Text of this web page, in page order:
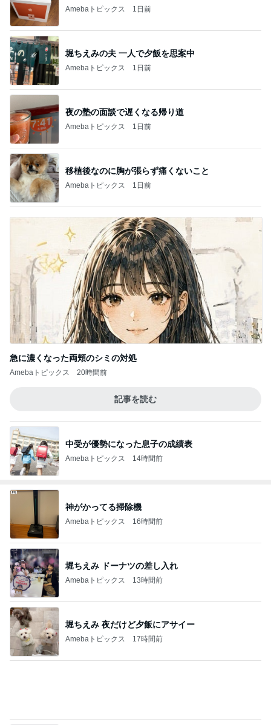
Amebaトピックス 1日前
堀ちえみの夫 一人で夕飯を思案中
Amebaトピックス 1日前
夜の塾の面談で遅くなる帰り道
Amebaトピックス 1日前
移植後なのに胸が張らず痛くないこと
Amebaトピックス 1日前
急に濃くなった両頬のシミの対処
Amebaトピックス 20時間前
記事を読む
中受が優勢になった息子の成績表
Amebaトピックス 14時間前
神がかってる掃除機
Amebaトピックス 16時間前
堀ちえみ ドーナツの差し入れ
Amebaトピックス 13時間前
堀ちえみ 夜だけど夕飯にアサイー
Amebaトピックス 17時間前